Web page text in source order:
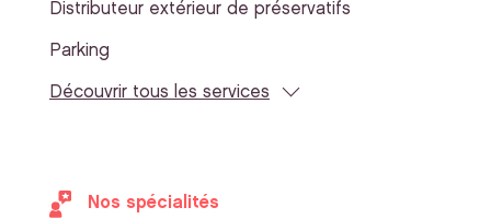
Distributeur extérieur de préservatifs
Parking
Découvrir tous les services
Nos spécialités